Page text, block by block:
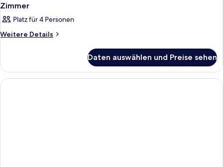
Zimmer
Platz für 4 Personen
Weitere Details
Weitere
Daten auswählen und Preise sehen